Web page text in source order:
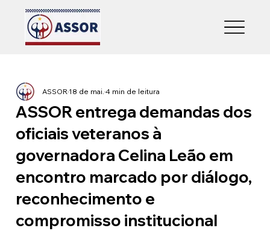
ASSOR entrega demandas dos
oficiais veteranos à
governadora Celina Leão em
encontro marcado por diálogo,
reconhecimento e
compromisso institucional
ASSOR18 de mai. 4 min de leitura